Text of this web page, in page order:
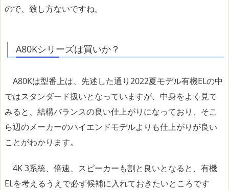
ので、致し方ないですね。
A80Kシリーズは買いか？
A80Kは型番上は、先述した通り2022夏モデル有機ELの中
ではスタンダード扱いとなっていますが、中身をよく見て
みると、結構バランスの良い仕上がりになっており、そこ
ら辺のメーカーのハイエンドモデルよりも仕上がりが良い
ことがわかります。
4K 3系統、倍速、スピーカーも割と良いとなると、有機
ELを考えるうえで必ず候補に入れておきたいところです